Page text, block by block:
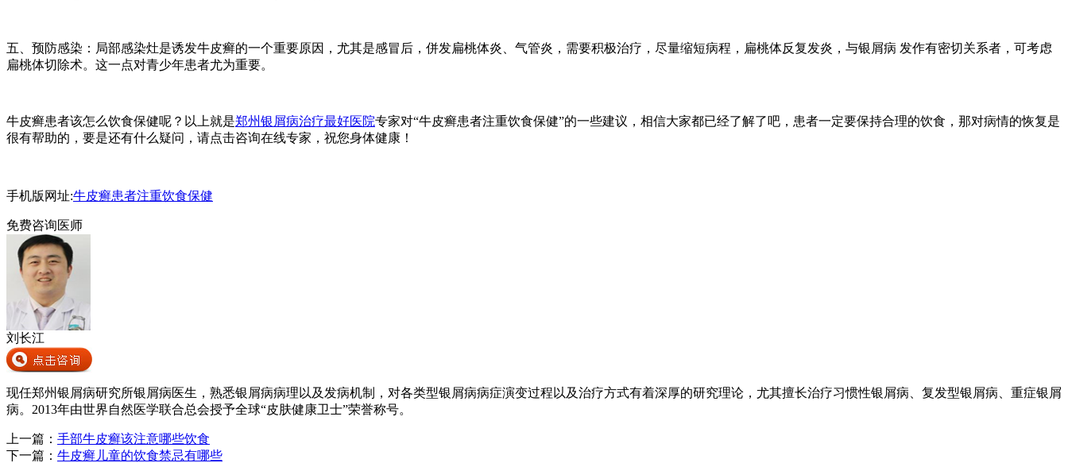
五、预防感染：局部感染灶是诱发牛皮癣的一个重要原因，尤其是感冒后，併发扁桃体炎、气管炎，需要积极治疗，尽量缩短病程，扁桃体反复发炎，与银屑病 发作有密切关系者，可考虑
扁桃体切除术。这一点对青少年患者尤为重要。
牛皮癣患者该怎么饮食保健呢？以上就是郑州银屑病治疗最好医院专家对“牛皮癣患者注重饮食保健”的一些建议，相信大家都已经了解了吧，患者一定要保持合理的饮食，那对病情的恢复是
很有帮助的，要是还有什么疑问，请点击咨询在线专家，祝您身体健康！
手机版网址:牛皮癣患者注重饮食保健
免费咨询医师
刘长江
现任郑州银屑病研究所银屑病医生，熟悉银屑病病理以及发病机制，对各类型银屑病病症演变过程以及治疗方式有着深厚的研究理论，尤其擅长治疗习惯性银屑病、复发型银屑病、重症银屑
病。2013年由世界自然医学联合总会授予全球“皮肤健康卫士”荣誉称号。
上一篇： 手部牛皮癣该注意哪些饮食
下一篇： 牛皮癣儿童的饮食禁忌有哪些